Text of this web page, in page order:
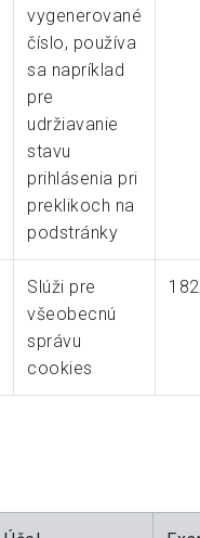
vygenerované
číslo, používa
sa napríklad
pre
udržiavanie
stavu
prihlásenia pri
preklikoch na
podstránky
Slúži pre
všeobecnú
správu
cookies